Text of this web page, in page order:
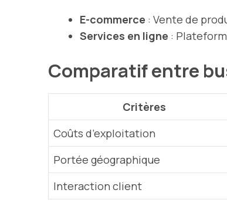
E-commerce : Vente de
Services en ligne :
Comparatif entre
Critères
Coûts d’exploitation
Portée géographique
Interaction client